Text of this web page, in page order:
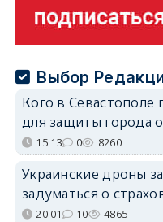
Выбор
Кого в Севастополе
для защиты города
15:13 0 8260
Украинские дроны
задуматься о
20:01 10 4865